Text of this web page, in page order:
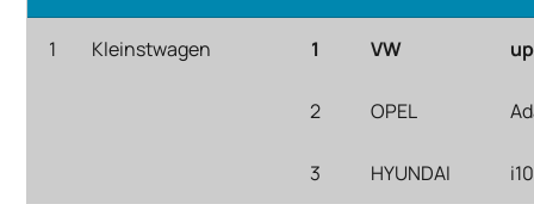
1 Kleinstwagen 1 VW
2 OPEL
3 HYUNDAI i10